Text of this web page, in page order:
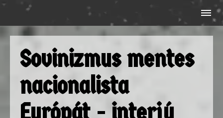
Sovinizmus mentes
nacionalista